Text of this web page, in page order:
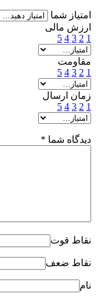
امتیاز شما
ارزش مالی
1
2
3
4
5
مقاومت
1
2
3
4
5
زمان ارسال
1
2
3
4
5
دیدگاه شما *
نقاط قوت
نقاط ضعف
نام